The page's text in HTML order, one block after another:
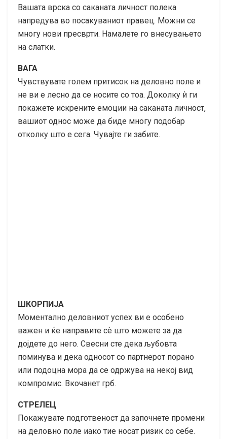
Вашата врска со саканата личност полека
напредува во посакуваниот правец. Можни се
многу нови пресврти. Намалете го внесувањето
на слатки.
ВАГА
Чувствувате голем притисок на деловно поле и
не ви е лесно да се носите со тоа. Доколку ѝ ги
покажете искрените емоции на саканата личност,
вашиот однос може да биде многу подобар
отколку што е сега. Чувајте ги забите.
ШКОРПИЈА
Моментално деловниот успех ви е особено
важен и ќе направите сѐ што можете за да
дојдете до него. Свесни сте дека љубовта
поминува и дека односот со партнерот порано
или подоцна мора да се одржува на некој вид
компромис. Вкочанет грб.
СТРЕЛЕЦ
Покажувате подготвеност да започнете промени
на деловно поле иако тие носат ризик со себе.